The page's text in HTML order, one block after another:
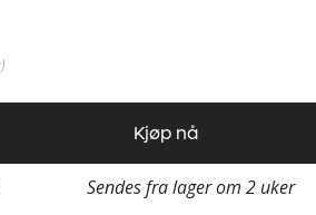
)
Kjøp nå
Sendes fra lager om 2 uker